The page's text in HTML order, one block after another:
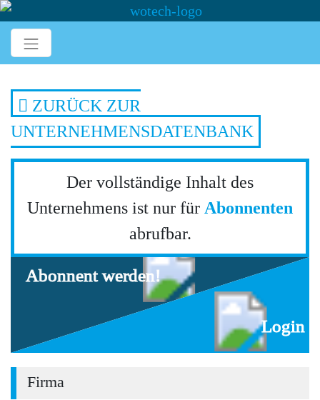
ZURÜCK ZUR
UNTERNEHMENSDATENBANK
Der vollständige Inhalt des
Unternehmens ist nur für Abonnenten
abrufbar.
Abonnent werden!
Login
Firma